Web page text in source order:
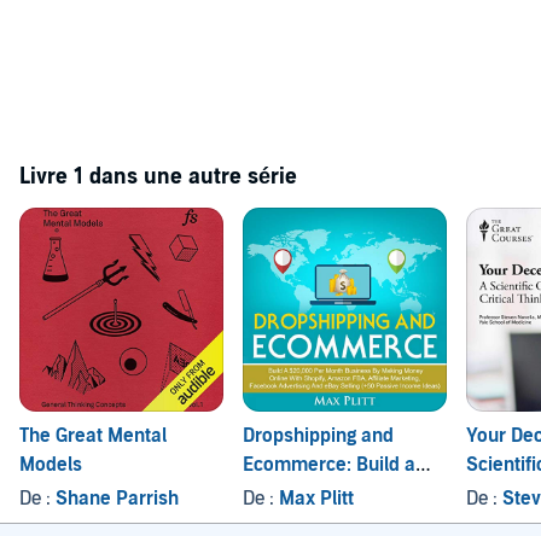
Livre 1 dans une autre série
The Great Mental
Models
De : Shane Parrish
Dropshipping and
Ecommerce: Build a
$20,000 per Month
Business by Making
De : Max Plitt
Your
Critical
De :